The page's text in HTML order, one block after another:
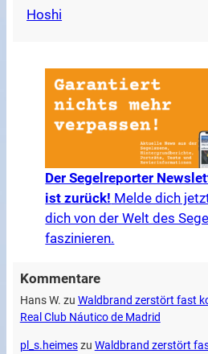
Hoshi
Der Segelreporter
ist zurück! Melde dich
dich von der Welt des
faszinieren.
Kommentare
Hans W. zu Waldbrand zerstört fast
Real Club Náutico de Madrid
pl_s.heimeszu Waldbrand zerstört